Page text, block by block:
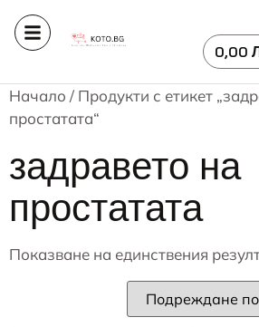
0,00
Начало / Продукти с етикет
простатата“
задравето на
простатата
Показване на единствения